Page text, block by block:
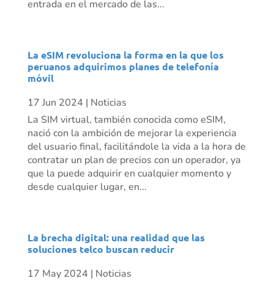
entrada en el mercado de las...
La eSIM revoluciona la forma en la que los
peruanos adquirimos planes de telefonía
móvil
17 Jun 2024 | Noticias
La SIM virtual, también conocida como eSIM,
nació con la ambición de mejorar la experiencia
del usuario final, facilitándole la vida a la hora de
contratar un plan de precios con un operador, ya
que la puede adquirir en cualquier momento y
desde cualquier lugar, en...
La brecha digital: una realidad que las
soluciones telco buscan reducir
17 May 2024 | Noticias